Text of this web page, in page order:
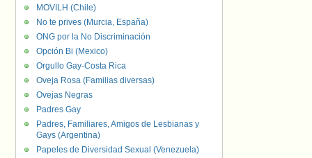
MOVILH (Chile)
No te prives (Murcia, España)
ONG por la No Discriminación
Opción Bi (Mexico)
Orgullo Gay-Costa Rica
Oveja Rosa (Familias diversas)
Ovejas Negras
Padres Gay
Padres, Familiares, Amigos de Lesbianas y
Gays (Argentina)
Papeles de Diversidad Sexual (Venezuela)